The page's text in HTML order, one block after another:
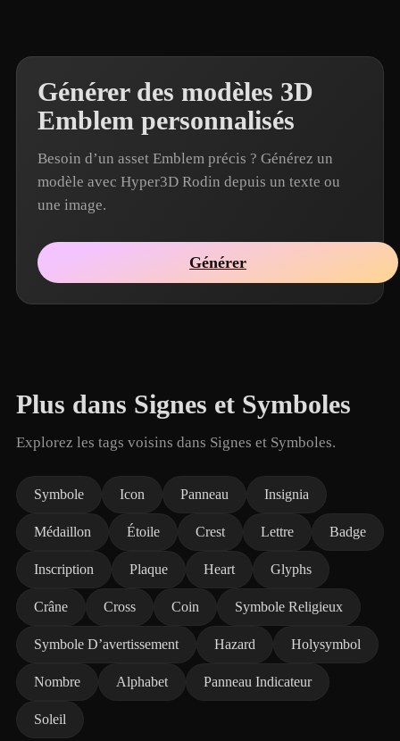
Générer des modèles 3D
Emblem personnalisés
Besoin d’un asset Emblem précis ? Générez un
modèle avec Hyper3D Rodin depuis un texte ou
une image.
Générer
Plus dans Signes et Symboles
Explorez les tags voisins dans Signes et Symboles.
Symbole Icon Panneau Insignia
Médaillon Étoile Crest Lettre Badge
Inscription Plaque Heart Glyphs
Crâne Cross Coin Symbole Religieux
Symbole D’avertissement Hazard Holysymbol
Nombre Alphabet Panneau Indicateur
Soleil